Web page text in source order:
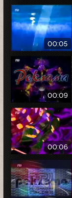
00:05
00:09
00:06